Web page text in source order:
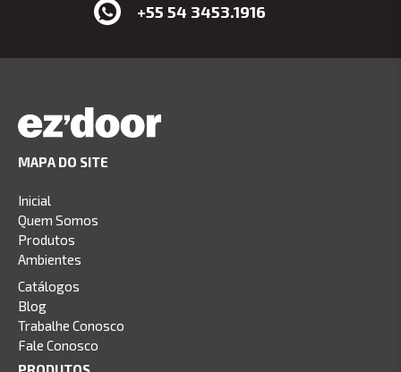
+55 54 3453.1916
MAPA DO SITE
Inicial
Quem Somos
Produtos
Ambientes
Catálogos
Blog
Trabalhe Conosco
Fale Conosco